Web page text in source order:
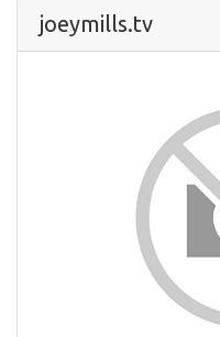
joeymills.tv